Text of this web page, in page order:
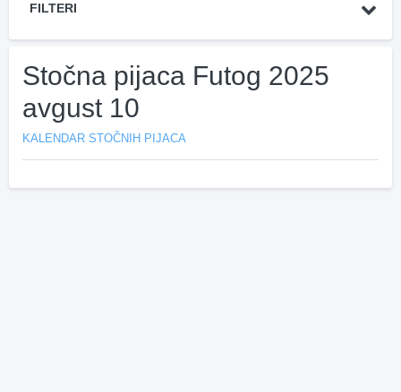
FILTERI
Stočna pijaca Futog 2025
avgust 10
KALENDAR STOČNIH PIJACA